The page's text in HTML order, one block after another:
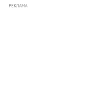
РЕКЛАМА